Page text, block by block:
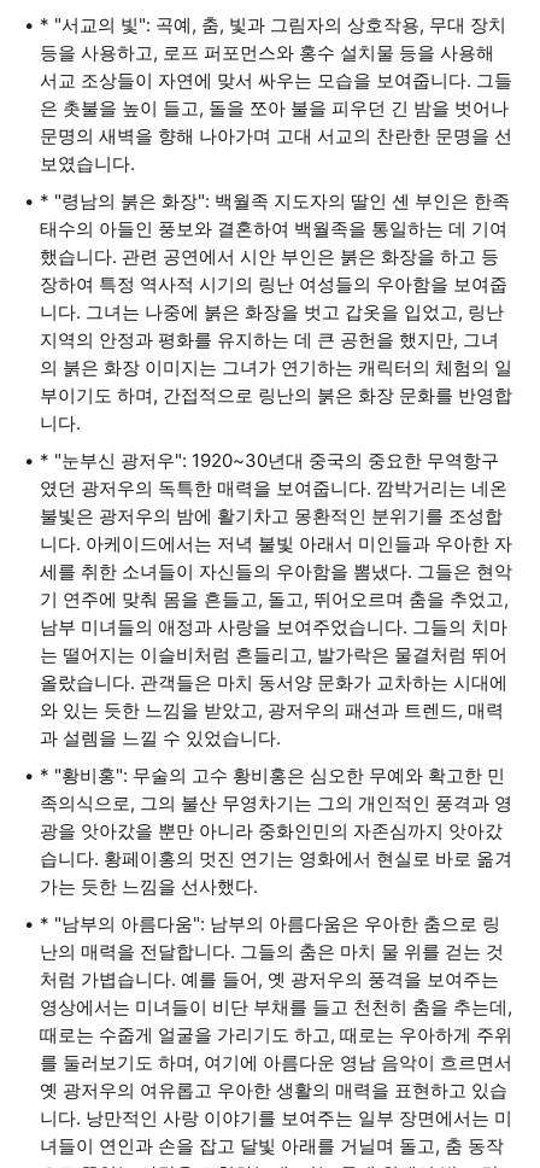
* "서교의 빛": 곡예, 춤, 빛과 그림자의 상호작용, 무대 장치
등을 사용하고, 로프 퍼포먼스와 홍수 설치물 등을 사용해
서교 조상들이 자연에 맞서 싸우는 모습을 보여줍니다. 그들
은 촛불을 높이 들고, 돌을 쪼아 불을 피우던 긴 밤을 벗어나
문명의 새벽을 향해 나아가며 고대 서교의 찬란한 문명을 선
보였습니다.
* "령남의 붉은 화장": 백월족 지도자의 딸인 셴 부인은 한족
태수의 아들인 풍보와 결혼하여 백월족을 통일하는 데 기여
했습니다. 관련 공연에서 시안 부인은 붉은 화장을 하고 등
장하여 특정 역사적 시기의 링난 여성들의 우아함을 보여줍
니다. 그녀는 나중에 붉은 화장을 벗고 갑옷을 입었고, 링난
지역의 안정과 평화를 유지하는 데 큰 공헌을 했지만, 그녀
의 붉은 화장 이미지는 그녀가 연기하는 캐릭터의 체험의 일
부이기도 하며, 간접적으로 링난의 붉은 화장 문화를 반영합
니다.
* "눈부신 광저우": 1920~30년대 중국의 중요한 무역항구
였던 광저우의 독특한 매력을 보여줍니다. 깜박거리는 네온
불빛은 광저우의 밤에 활기차고 몽환적인 분위기를 조성합
니다. 아케이드에서는 저녁 불빛 아래서 미인들과 우아한 자
세를 취한 소녀들이 자신들의 우아함을 뽐냈다. 그들은 현악
기 연주에 맞춰 몸을 흔들고, 돌고, 뛰어오르며 춤을 추었고,
남부 미녀들의 애정과 사랑을 보여주었습니다. 그들의 치마
는 떨어지는 이슬비처럼 흔들리고, 발가락은 물결처럼 뛰어
올랐습니다. 관객들은 마치 동서양 문화가 교차하는 시대에
와 있는 듯한 느낌을 받았고, 광저우의 패션과 트렌드, 매력
과 설렘을 느낄 수 있었습니다.
* "황비홍": 무술의 고수 황비홍은 심오한 무예와 확고한 민
족의식으로, 그의 불산 무영차기는 그의 개인적인 풍격과 영
광을 앗아갔을 뿐만 아니라 중화인민의 자존심까지 앗아갔
습니다. 황페이홍의 멋진 연기는 영화에서 현실로 바로 옮겨
가는 듯한 느낌을 선사했다.
* "남부의 아름다움": 남부의 아름다움은 우아한 춤으로 링
난의 매력을 전달합니다. 그들의 춤은 마치 물 위를 걷는 것
처럼 가볍습니다. 예를 들어, 옛 광저우의 풍격을 보여주는
영상에서는 미녀들이 비단 부채를 들고 천천히 춤을 추는데,
때로는 수줍게 얼굴을 가리기도 하고, 때로는 우아하게 주위
를 둘러보기도 하며, 여기에 아름다운 영남 음악이 흐르면서
옛 광저우의 여유롭고 우아한 생활의 매력을 표현하고 있습
니다. 낭만적인 사랑 이야기를 보여주는 일부 장면에서는 미
녀들이 연인과 손을 잡고 달빛 아래를 거닐며 돌고, 춤 동작